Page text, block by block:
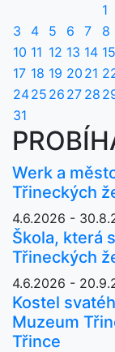
1
3
4 5 6 7 8
10 11 12 13 14 15
17 18 19 20 21
2425 26 27 28
31
Werk a
Třineckých
4.6.2026 -
Škola, která
Třineckých
4.6.2026 -
Kostel
Muzeum
Třince